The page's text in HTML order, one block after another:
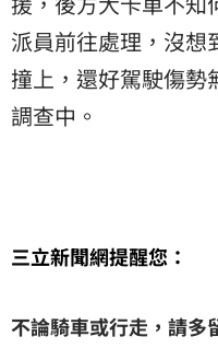
派員前往處理，沒想
撞上，還好駕駛傷勢
調查中。
三立新聞網提醒您：
不論騎車或行走，請多